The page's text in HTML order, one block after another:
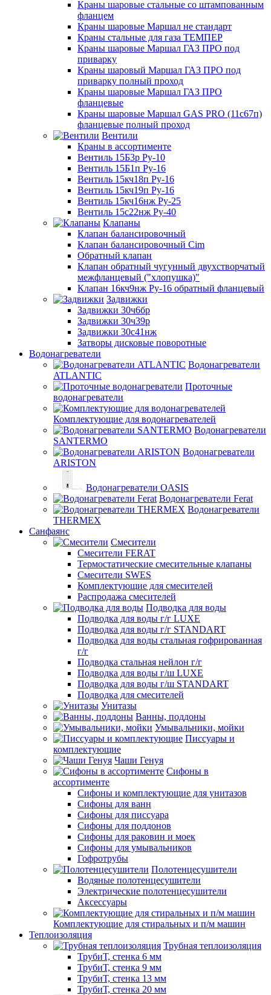
Краны шаровые стальные со штампованным
фланцем
Краны шаровые Маршал не стандарт
Краны стальные для газа ТЕМПЕР
Краны шаровые Маршал ГАЗ ПРО под
приварку
Краны шаровый Маршал ГАЗ ПРО под
приварку полный проход
Краны шаровые Маршал ГАЗ ПРО
фланцевые
Краны шаровые Маршал GAS PRO (11с67п)
фланцевые полный проход
Вентили
Краны в ассортименте
Вентиль 15Б3р Ру-10
Вентиль 15Б1п Ру-16
Вентиль 15кч18п Ру-16
Вентиль 15кч19п Ру-16
Вентиль 15кч16нж Ру-25
Вентиль 15с22нж Ру-40
Клапаны
Клапан балансировочный
Клапан балансировочный Cim
Обратный клапан
Клапан обратный чугунный двухстворчатый
межфланцевый ("хлопушка)"
Клапан 16кч9нж Ру-16 обратный фланцевый
Задвижки
Задвижки 30ч6бр
Задвижки 30ч39р
Задвижки 30с41нж
Затворы дисковые поворотные
Водонагреватели
Водонагреватели
ATLANTIC
Проточные
водонагреватели
Комплектующие для водонагревателей
Водонагреватели
SANTERMO
Водонагреватели
ARISTON
Водонагреватели OASIS
Водонагреватели Ferat
Водонагреватели
THERMEX
Санфаянс
Смесители
Смесители FERAT
Термостатические смесительные клапаны
Смесители SWES
Комплектующие для смесителей
Распродажа смесителей
Подводка для воды
Подводка для воды г/г LUXE
Подводка для воды г/г STANDART
Подводка для воды стальная гофрированная
г/г
Подводка стальная нейлон г/г
Подводка для воды г/ш LUXE
Подводка для воды г/ш STANDART
Подводка для смесителей
Унитазы
Ванны, поддоны
Умывальники, мойки
Писсуары и
комплектующие
Чаши Генуя
Сифоны в
ассортименте
Сифоны и комплектующие для унитазов
Сифоны для ванн
Сифоны для писсуара
Сифоны для поддонов
Сифоны для раковин и моек
Сифоны для умывальников
Гофротрубы
Полотенцесушители
Водяные полотенцесушители
Электрические полотенцесушители
Аксессуары
Комплектующие для стиральных и п/м машин
Теплоизоляция
Трубная теплоизоляция
ТрубиТ, стенка 6 мм
ТрубиТ, стенка 9 мм
ТрубиТ, стенка 13 мм
ТрубиТ, стенка 20 мм